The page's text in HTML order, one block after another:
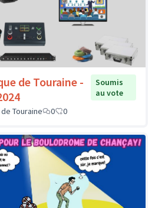
de Touraine -
Soumis
au vote
Touraine
0 0